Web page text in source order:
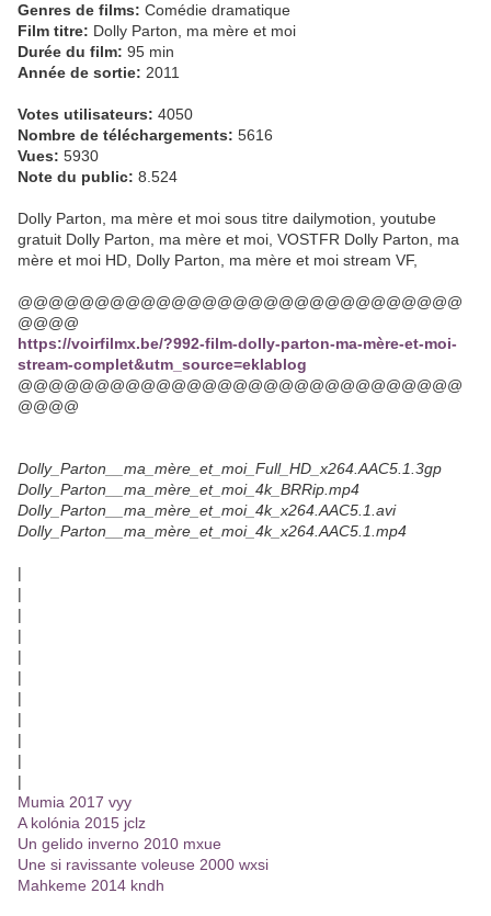
Genres de films: Comédie dramatique
Film titre: Dolly Parton, ma mère et moi
Durée du film: 95 min
Année de sortie: 2011
Votes utilisateurs: 4050
Nombre de téléchargements: 5616
Vues: 5930
Note du public: 8.524
Dolly Parton, ma mère et moi sous titre dailymotion, youtube
gratuit Dolly Parton, ma mère et moi, VOSTFR Dolly Parton, ma
mère et moi HD, Dolly Parton, ma mère et moi stream VF,
@@@@@@@@@@@@@@@@@@@@@@@@@@@@@
@@@@
https://voirfilmx.be/?992-film-dolly-parton-ma-mère-et-moi-
stream-complet&utm_source=eklablog
@@@@@@@@@@@@@@@@@@@@@@@@@@@@@
@@@@
Dolly_Parton__ma_mère_et_moi_Full_HD_x264.AAC5.1.3gp
Dolly_Parton__ma_mère_et_moi_4k_BRRip.mp4
Dolly_Parton__ma_mère_et_moi_4k_x264.AAC5.1.avi
Dolly_Parton__ma_mère_et_moi_4k_x264.AAC5.1.mp4
|
|
|
|
|
|
|
|
|
|
|
Mumia 2017 vyy
A kolónia 2015 jclz
Un gelido inverno 2010 mxue
Une si ravissante voleuse 2000 wxsi
Mahkeme 2014 kndh